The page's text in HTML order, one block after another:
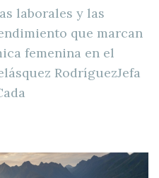
laborales y las
que marcan
femenina en el
RodríguezJefa